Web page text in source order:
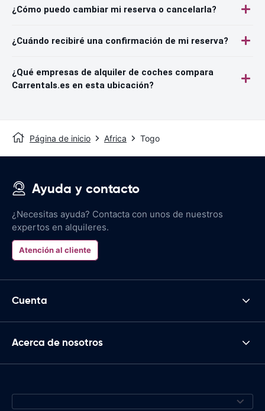
¿Cómo puedo cambiar mi reserva o cancelarla?
¿Cuándo recibiré una confirmación de mi reserva?
¿Qué empresas de alquiler de coches compara
Carrentals.es en esta ubicación?
Página de inicio Africa Togo
Ayuda y contacto
¿Necesitas ayuda? Contacta con unos de nuestros
expertos en alquileres.
Atención al cliente
Cuenta
Acerca de nosotros